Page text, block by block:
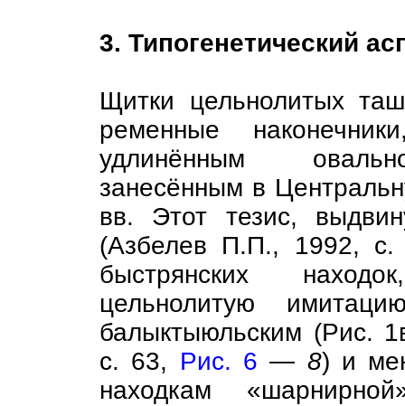
3. Типогенетический
Щитки цельнолитых
ременные
удлинённым
занесённым в
вв. Этот тезис,
(Азбелев П.П., 1992, с.
быстрянских
цельнолитую
балыктыюльским (Рис.
с. 63, Рис. 6 — 8) и
находкам